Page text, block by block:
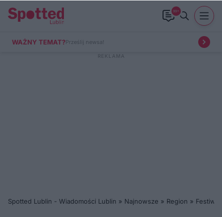
99+
WAŻNY TEMAT?Prześlij newsa!
Spotted Lublin - Wiadomości Lublin » Najnowsze » Region »